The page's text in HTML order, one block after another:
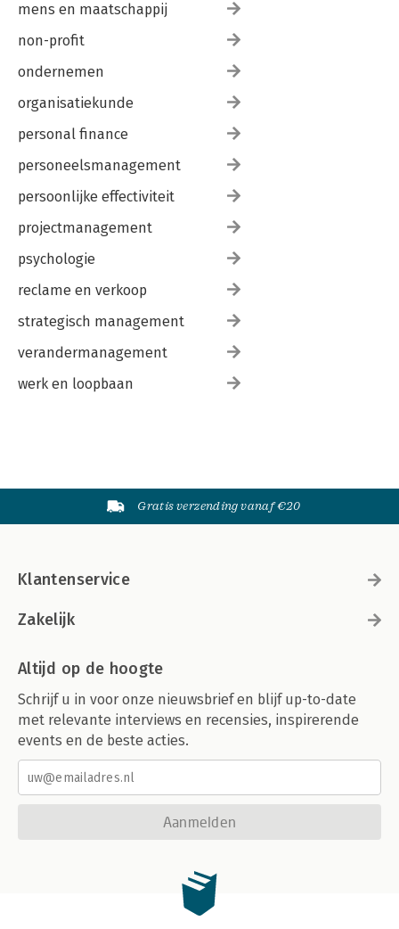
mens en maatschappij
non-profit
ondernemen
organisatiekunde
personal finance
personeelsmanagement
persoonlijke effectiviteit
projectmanagement
psychologie
reclame en verkoop
strategisch management
verandermanagement
werk en loopbaan
Gratis verzending vanaf €20
Klantenservice
Zakelijk
Altijd op de hoogte
Schrijf u in voor onze nieuwsbrief en blijf up-to-date
met relevante interviews en recensies, inspirerende
events en de beste acties.
Aanmelden